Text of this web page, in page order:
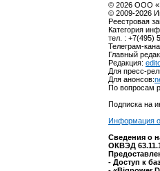
© 2026 ООО
© 2009-2026
Реестровая
Категория
тел. : +7(495)
Телеграм-
Главный
Редакция:
Для пресс-
Для анонсов:
По вопросам
Подписка на
Информация
Сведения о
ОКВЭД
- Доступ к